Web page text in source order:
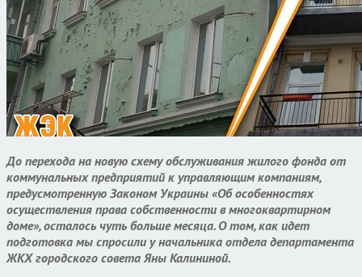
До перехода на новую схему обслуживания жилого фонда от
коммунальных предприятий к управляющим компаниям,
предусмотренную Законом Украины «Об особенностях
осуществления права собственности в многоквартирном
доме», осталось чуть больше месяца. О том, как идет
подготовка мы спросили у начальника отдела департамента
ЖКХ городского совета Яны Калининой.